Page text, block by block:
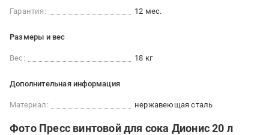
Гарантия:
12 мес.
Размеры и вес
Вес: 18 кг
Дополнительная информация
Материал: нержавеющая сталь
Фото Пресс винтовой для сока Дионис 20 л